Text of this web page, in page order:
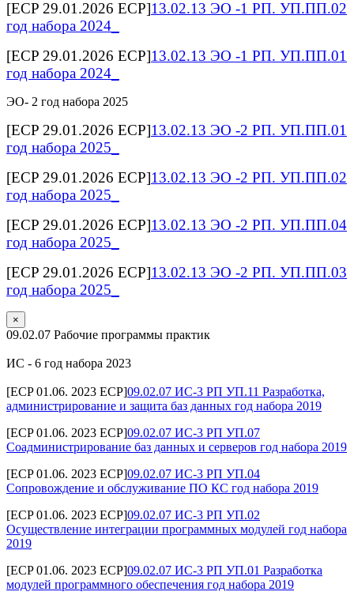
[ECP 29.01.2026 ECP]13.02.13 ЭО -1 РП. УП.ПП.02
год набора 2024_
[ECP 29.01.2026 ECP]13.02.13 ЭО -1 РП. УП.ПП.01
год набора 2024_
ЭО- 2 год набора 2025
[ECP 29.01.2026 ECP]13.02.13 ЭО -2 РП. УП.ПП.01
год набора 2025_
[ECP 29.01.2026 ECP]13.02.13 ЭО -2 РП. УП.ПП.02
год набора 2025_
[ECP 29.01.2026 ECP]13.02.13 ЭО -2 РП. УП.ПП.04
год набора 2025_
[ECP 29.01.2026 ECP]13.02.13 ЭО -2 РП. УП.ПП.03
год набора 2025_
×
09.02.07 Рабочие программы практик
ИС - 6 год набора 2023
[ECP 01.06. 2023 ECP]09.02.07 ИС-3 РП УП.11 Разработка,
администрирование и защита баз данных год набора 2019
[ECP 01.06. 2023 ECP]09.02.07 ИС-3 РП УП.07
Соадминистрирование баз данных и серверов год набора 2019
[ECP 01.06. 2023 ECP]09.02.07 ИС-3 РП УП.04
Сопровождение и обслуживание ПО КС год набора 2019
[ECP 01.06. 2023 ECP]09.02.07 ИС-3 РП УП.02
Осуществление интеграции программных модулей год набора
2019
[ECP 01.06. 2023 ECP]09.02.07 ИС-3 РП УП.01 Разработка
модулей программного обеспечения год набора 2019